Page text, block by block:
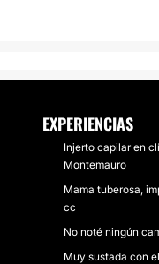
EXPERIENCIAS
Injerto capilar en
Montemauro
Mama tuberosa,
cc
No noté ningún
Muy sustada con